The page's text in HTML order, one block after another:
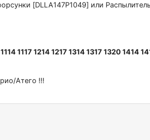
[DLLA147P1049] или
1117 1214 1217 1314 1317 1320 1414
Атего !!!